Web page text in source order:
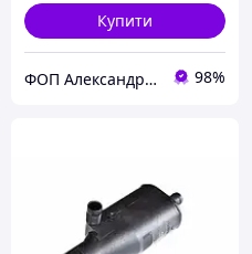
Купити
ФОП Александрова Ірина Анатоліївна 98%